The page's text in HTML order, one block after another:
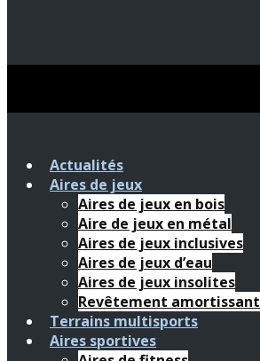
Actualités
Aires de jeux
Aires de jeux en bois
Aire de jeux en métal
Aires de jeux inclusives
Aires de jeux d’eau
Aires de jeux insolites
Revêtement amortissant
Terrains multisports
Aires sportives